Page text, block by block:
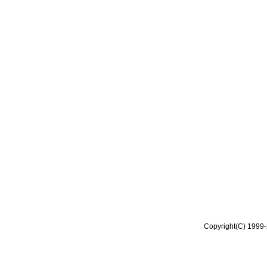
Copyright(C)